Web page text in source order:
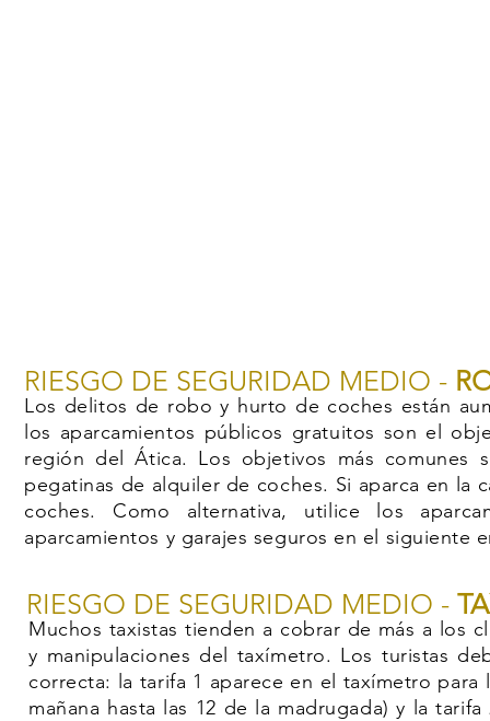
RIESGO DE SEGURIDAD MEDIO -
Los delitos de robo y hurto de coches están
los aparcamientos públicos gratuitos son el
región del Ática. Los objetivos más comunes
pegatinas de alquiler de coches. Si aparca en
coches. Como alternativa, utilice los
aparcamientos y garajes seguros en el siguiente
RIESGO DE SEGURIDAD MEDIO -
Muchos taxistas tienden a cobrar de más a los
y manipulaciones del taxímetro. Los turistas
correcta: la tarifa 1 aparece en el taxímetro
mañana hasta las 12 de la madrugada) y la